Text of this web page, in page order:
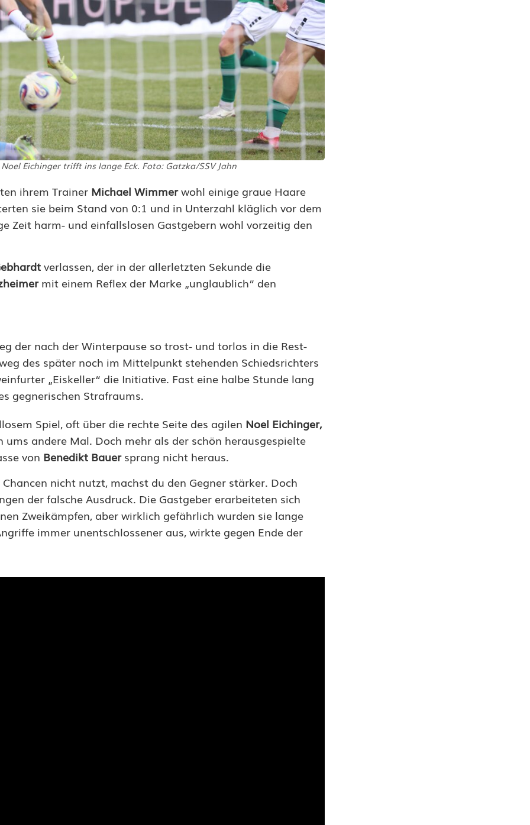
Eichinger trifft ins lange Eck. Foto: Gatzka/SSV Jahn
ihrem Trainer Michael Wimmerwohl einige graue Haare
sie beim Stand von 0:1 und in Unterzahl kläglich vor dem
Zeit harm- und einfallslosen Gastgebern wohl vorzeitig den
verlassen, der in der allerletzten Sekunde die
mit einem Reflex der Marke „unglaublich“ den
der nach der Winterpause so trost- und torlos in die Rest-
des später noch im Mittelpunkt stehenden Schiedsrichters
„Eiskeller“ die Initiative. Fast eine halbe Stunde lang
gegnerischen Strafraums.
Spiel, oft über die rechte Seite des agilen Noel Eichinger,
andere Mal. Doch mehr als der schön herausgespielte
von Benedikt Bauersprang nicht heraus.
nicht nutzt, machst du den Gegner stärker. Doch
der falsche Ausdruck. Die Gastgeber erarbeiteten sich
Zweikämpfen, aber wirklich gefährlich wurden sie lange
immer unentschlossener aus, wirkte gegen Ende der